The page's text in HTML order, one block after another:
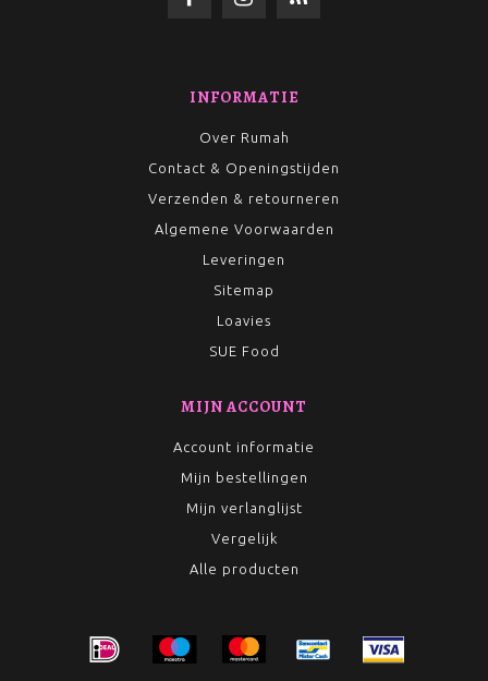
INFORMATIE
Over Rumah
Contact & Openingstijden
Verzenden & retourneren
Algemene Voorwaarden
Leveringen
Sitemap
Loavies
SUE Food
MIJN ACCOUNT
Account informatie
Mijn bestellingen
Mijn verlanglijst
Vergelijk
Alle producten